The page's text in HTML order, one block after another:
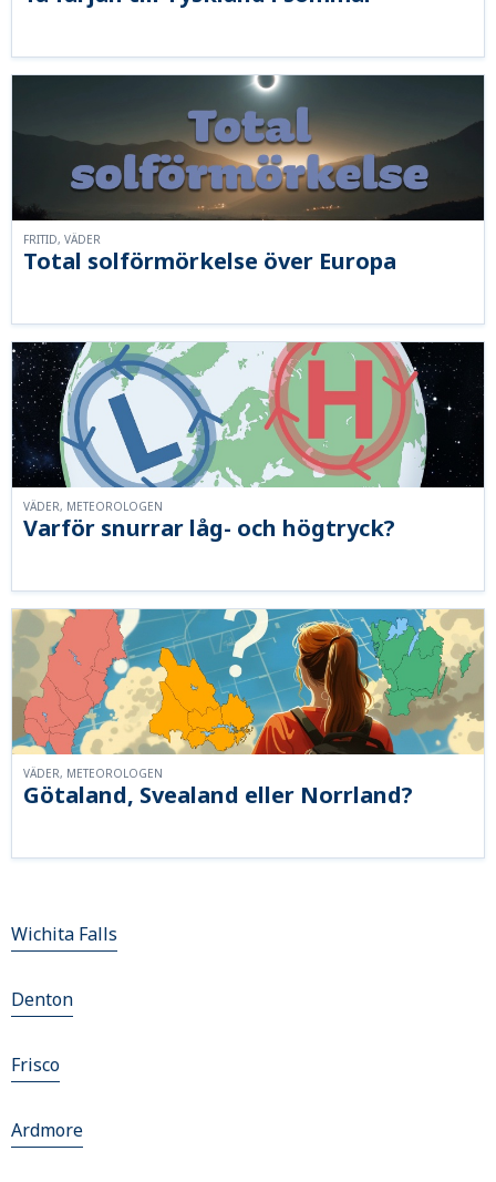
Total solförmörkelse över Europa
FRITID, VÄDER
Varför snurrar låg- och högtryck?
VÄDER, METEOROLOGEN
Götaland, Svealand eller Norrland?
VÄDER, METEOROLOGEN
Wichita Falls
Denton
Frisco
Ardmore